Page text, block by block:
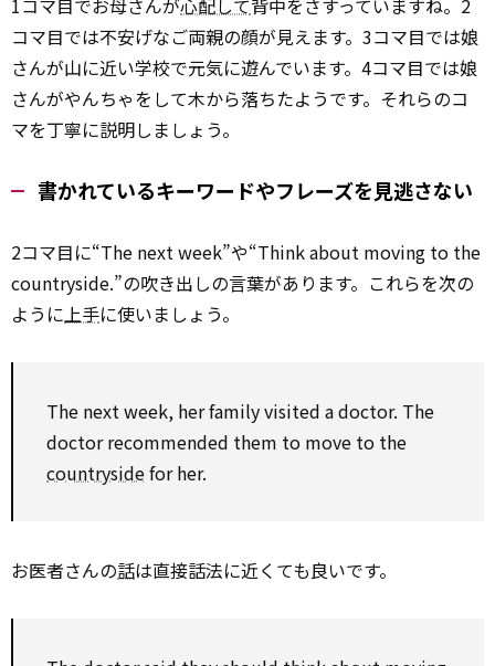
コマ目では不安げなご両親の顔が見えます。3コマ目では娘
さんが山に近い学校で元気に遊んでいます。4コマ目では娘
さんがやんちゃをして木から落ちたようです。それらのコ
マを丁寧に説明しましょう。
書かれているキーワードやフレーズを見逃さない
2コマ目に“The next week”や“Think about moving to the
countryside.”の吹き出しの言葉があります。これらを次の
ように 上手に使いましょう。
The next week, her family visited a doctor. The
doctor recommended them to move to the
countrysidefor her.
お医者さんの話は直接話法に近くても良いです。